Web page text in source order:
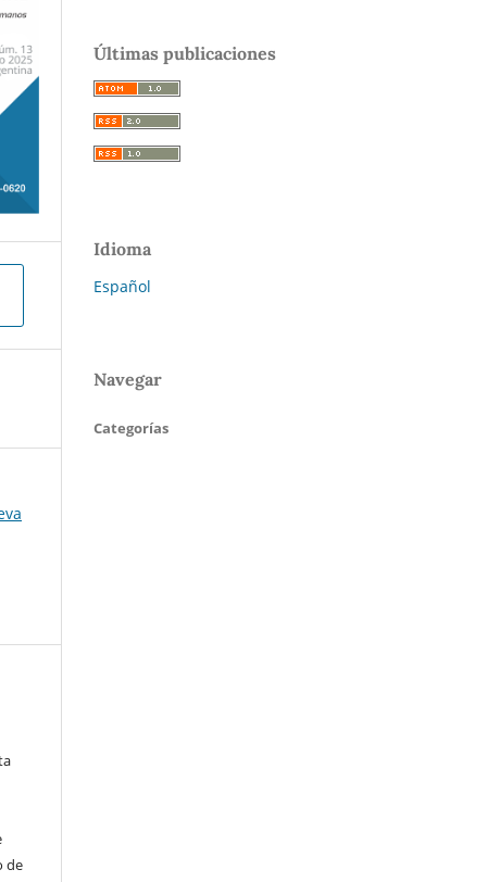
de
Últimas publicaciones
Idioma
Español
Navegar
Categorías